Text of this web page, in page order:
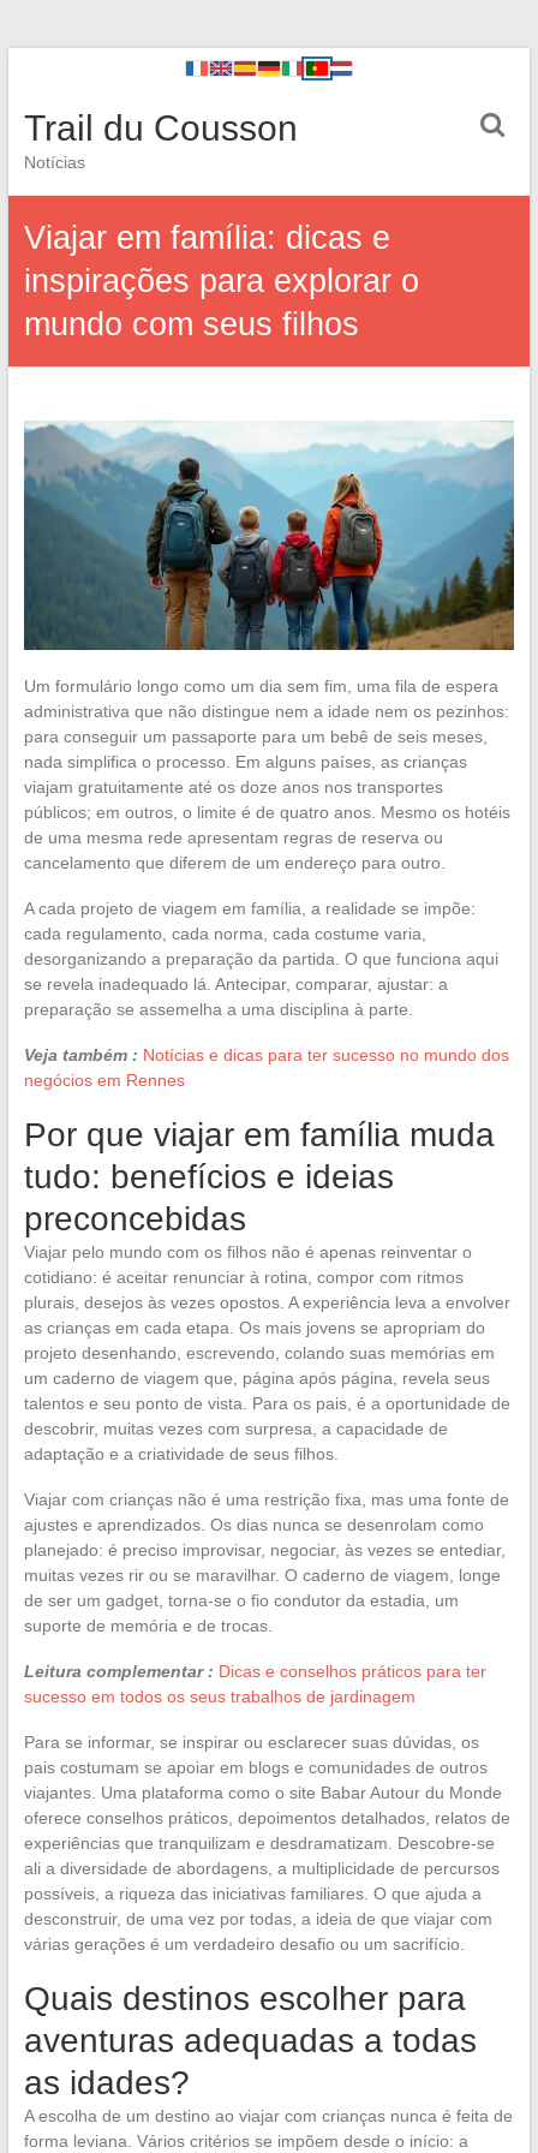
Trail du Cousson
Notícias
Viajar em família: dicas e
inspirações para explorar o
mundo com seus filhos
Um formulário longo como um dia sem fim, uma fila de espera
administrativa que não distingue nem a idade nem os pezinhos:
para conseguir um passaporte para um bebê de seis meses,
nada simplifica o processo. Em alguns países, as crianças
viajam gratuitamente até os doze anos nos transportes
públicos; em outros, o limite é de quatro anos. Mesmo os hotéis
de uma mesma rede apresentam regras de reserva ou
cancelamento que diferem de um endereço para outro.
A cada projeto de viagem em família, a realidade se impõe:
cada regulamento, cada norma, cada costume varia,
desorganizando a preparação da partida. O que funciona aqui
se revela inadequado lá. Antecipar, comparar, ajustar: a
preparação se assemelha a uma disciplina à parte.
Veja também : Notícias e dicas para ter sucesso no mundo dos
negócios em Rennes
Por que viajar em família muda
tudo: benefícios e ideias
preconcebidas
Viajar pelo mundo com os filhos não é apenas reinventar o
cotidiano: é aceitar renunciar à rotina, compor com ritmos
plurais, desejos às vezes opostos. A experiência leva a envolver
as crianças em cada etapa. Os mais jovens se apropriam do
projeto desenhando, escrevendo, colando suas memórias em
um caderno de viagem que, página após página, revela seus
talentos e seu ponto de vista. Para os pais, é a oportunidade de
descobrir, muitas vezes com surpresa, a capacidade de
adaptação e a criatividade de seus filhos.
Viajar com crianças não é uma restrição fixa, mas uma fonte de
ajustes e aprendizados. Os dias nunca se desenrolam como
planejado: é preciso improvisar, negociar, às vezes se entediar,
muitas vezes rir ou se maravilhar. O caderno de viagem, longe
de ser um gadget, torna-se o fio condutor da estadia, um
suporte de memória e de trocas.
Leitura complementar : Dicas e conselhos práticos para ter
sucesso em todos os seus trabalhos de jardinagem
Para se informar, se inspirar ou esclarecer suas dúvidas, os
pais costumam se apoiar em blogs e comunidades de outros
viajantes. Uma plataforma como o site Babar Autour du Monde
oferece conselhos práticos, depoimentos detalhados, relatos de
experiências que tranquilizam e desdramatizam. Descobre-se
ali a diversidade de abordagens, a multiplicidade de percursos
possíveis, a riqueza das iniciativas familiares. O que ajuda a
desconstruir, de uma vez por todas, a ideia de que viajar com
várias gerações é um verdadeiro desafio ou um sacrifício.
Quais destinos escolher para
aventuras adequadas a todas
as idades?
A escolha de um destino ao viajar com crianças nunca é feita de
forma leviana. Vários critérios se impõem desde o início: a